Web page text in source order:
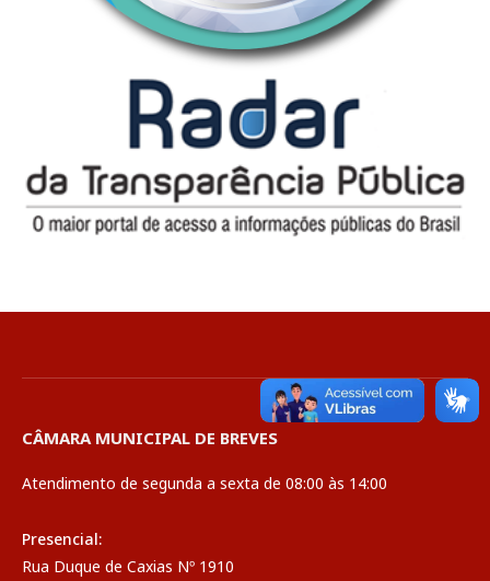
CÂMARA MUNICIPAL DE BREVES
Atendimento de segunda a sexta de 08:00 às 14:00
Presencial:
Rua Duque de Caxias Nº 1910